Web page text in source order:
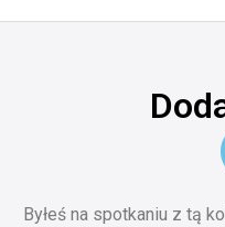
Byłeś na spotkaniu z tą